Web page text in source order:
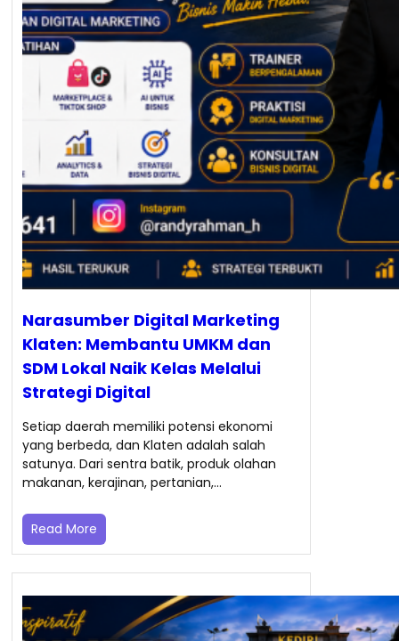
Narasumber Digital Marketing
Klaten: Membantu UMKM dan
SDM Lokal Naik Kelas Melalui
Strategi Digital
Setiap daerah memiliki potensi ekonomi
yang berbeda, dan Klaten adalah salah
satunya. Dari sentra batik, produk olahan
makanan, kerajinan, pertanian,…
Read More